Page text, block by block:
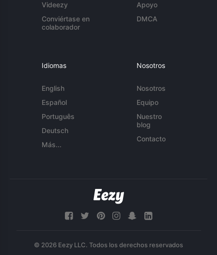
Videezy
Conviértase en
colaborador
Apoyo
DMCA
Idiomas
English
Español
Português
Deutsch
Más...
Nosotros
Nosotros
Equipo
Nuestro
blog
Contacto
© 2026 Eezy LLC. Todos los derechos reservados